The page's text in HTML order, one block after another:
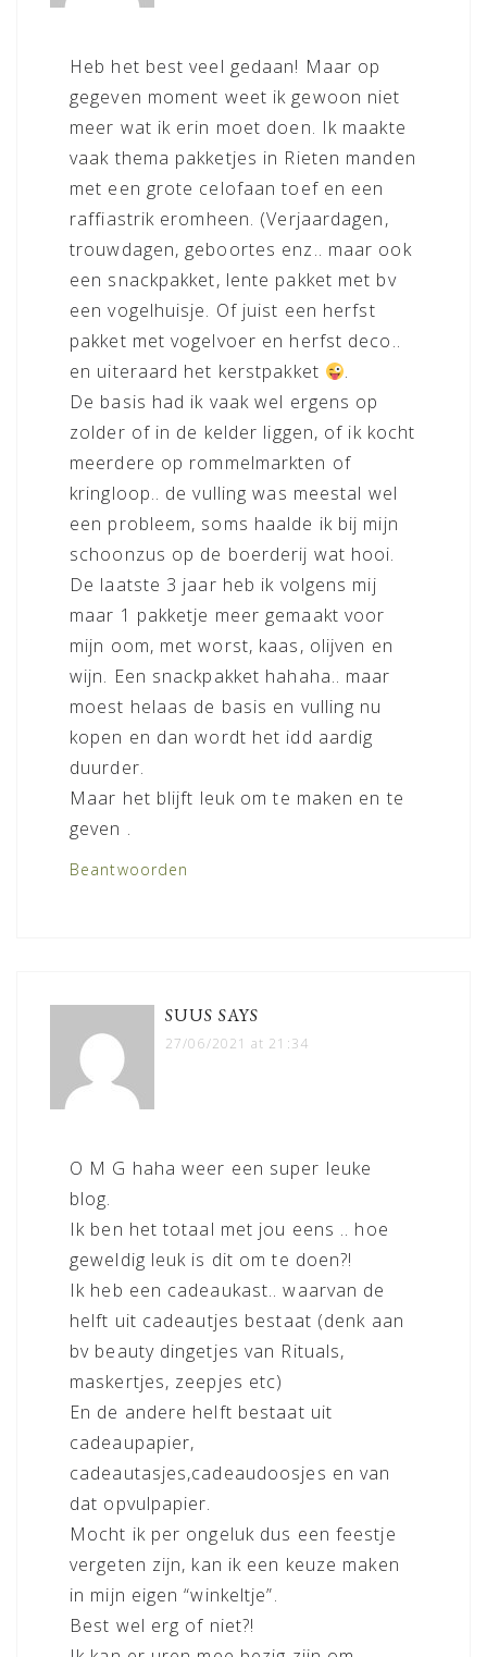
Heb het best veel gedaan! Maar op
gegeven moment weet ik gewoon niet
meer wat ik erin moet doen. Ik maakte
vaak thema pakketjes in Rieten manden
met een grote celofaan toef en een
raffiastrik eromheen. (Verjaardagen,
trouwdagen, geboortes enz.. maar ook
een snackpakket, lente pakket met bv
een vogelhuisje. Of juist een herfst
pakket met vogelvoer en herfst deco..
en uiteraard het kerstpakket
.
De basis had ik vaak wel ergens op
zolder of in de kelder liggen, of ik kocht
meerdere op rommelmarkten of
kringloop.. de vulling was meestal wel
een probleem, soms haalde ik bij mijn
schoonzus op de boerderij wat hooi.
De laatste 3 jaar heb ik volgens mij
maar 1 pakketje meer gemaakt voor
mijn oom, met worst, kaas, olijven en
wijn. Een snackpakket hahaha.. maar
moest helaas de basis en vulling nu
kopen en dan wordt het idd aardig
duurder.
Maar het blijft leuk om te maken en te
geven .
Beantwoorden
SUUS SAYS
27/06/2021 at 21:34
O M G haha weer een super leuke
blog.
Ik ben het totaal met jou eens .. hoe
geweldig leuk is dit om te doen?!
Ik heb een cadeaukast.. waarvan de
helft uit cadeautjes bestaat (denk aan
bv beauty dingetjes van Rituals,
maskertjes, zeepjes etc)
En de andere helft bestaat uit
cadeaupapier,
cadeautasjes,cadeaudoosjes en van
dat opvulpapier.
Mocht ik per ongeluk dus een feestje
vergeten zijn, kan ik een keuze maken
in mijn eigen “winkeltje”.
Best wel erg of niet?!